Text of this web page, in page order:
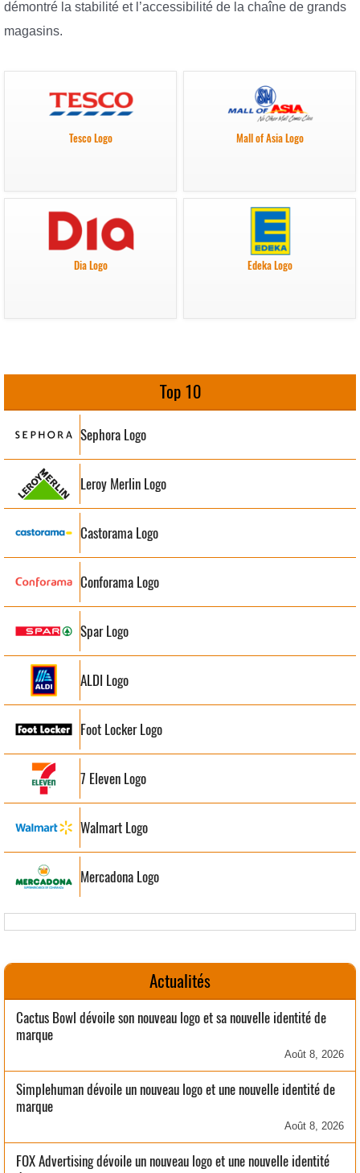
démontré la stabilité et l’accessibilité de la chaîne de grands
magasins.
Tesco Logo Mall of Asia Logo
Dia Logo Edeka Logo
Top 10
Sephora Logo
Leroy Merlin Logo
Castorama Logo
Conforama Logo
Spar Logo
ALDI Logo
Foot Locker Logo
7 Eleven Logo
Walmart Logo
Mercadona Logo
Actualités
Cactus Bowl dévoile son nouveau logo et sa nouvelle identité de
marque
Août 8, 2026
Simplehuman dévoile un nouveau logo et une nouvelle identité de
marque
Août 8, 2026
FOX Advertising dévoile un nouveau logo et une nouvelle identité